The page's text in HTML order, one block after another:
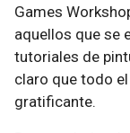
Games
aquellos que se
tutoriales de
claro que todo
gratificante.